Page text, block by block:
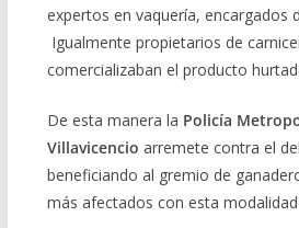
expertos en vaquería, encargados
Igualmente propietarios de
comercializaban el producto
De esta manera la Policía
Villavicencio arremete contra el
beneficiando al gremio de
más afectados con esta